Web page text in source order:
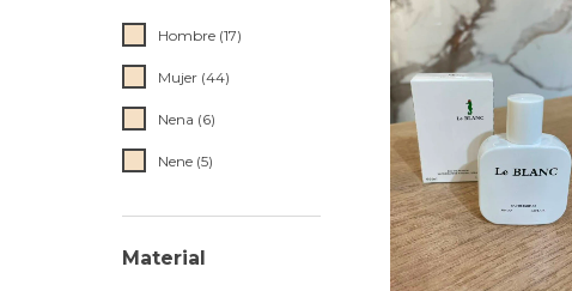
Hombre (17)
Mujer (44)
Nena (6)
Nene (5)
Material